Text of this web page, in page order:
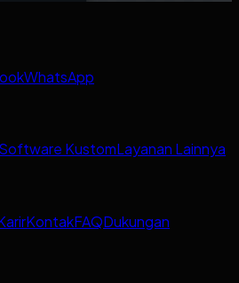
WhatsApp
Software KustomLayanan Lainnya
KontakFAQDukungan